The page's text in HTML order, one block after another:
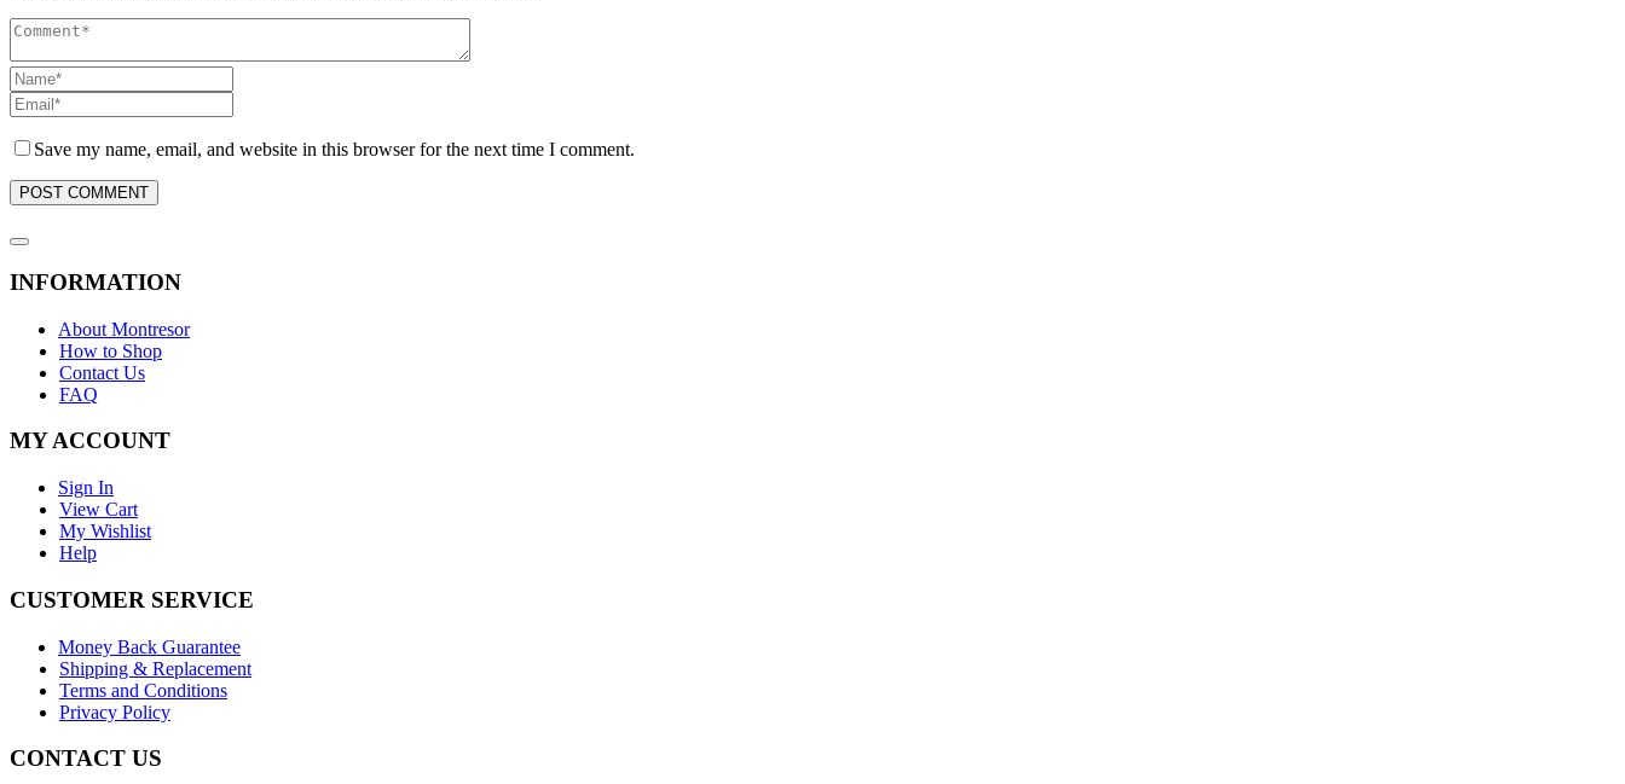
Save my name, email, and website in this browser for the next time I comment.
POST COMMENT
INFORMATION
About Montresor
How to Shop
Contact Us
FAQ
MY ACCOUNT
Sign In
View Cart
My Wishlist
Help
CUSTOMER SERVICE
Money Back Guarantee
Shipping & Replacement
Terms and Conditions
Privacy Policy
CONTACT US